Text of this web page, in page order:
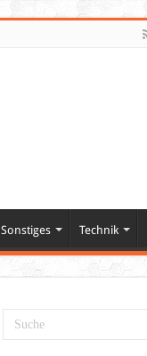
Sonstiges Technik